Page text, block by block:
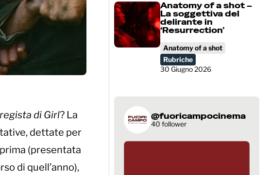
di Girl? La
dettate per
(presentata
di quell’anno),
Anatomy of a shot –
La soggettiva del
delirante in
‘Resurrection’
Anatomy of a shot
Rubriche
30 Giugno 2026
@fuoricampocinema
40 follower